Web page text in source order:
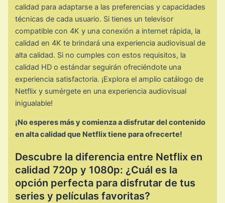
calidad para adaptarse a las preferencias y capacidades
técnicas de cada usuario. Si tienes un televisor
compatible con 4K y una conexión a internet rápida, la
calidad en 4K te brindará una experiencia audiovisual de
alta calidad. Si no cumples con estos requisitos, la
calidad HD o estándar seguirán ofreciéndote una
experiencia satisfactoria. ¡Explora el amplio catálogo de
Netflix y sumérgete en una experiencia audiovisual
inigualable!
¡No esperes más y comienza a disfrutar del contenido
en alta calidad que Netflix tiene para ofrecerte!
Descubre la diferencia entre Netflix en
calidad 720p y 1080p: ¿Cuál es la
opción perfecta para disfrutar de tus
series y películas favoritas?